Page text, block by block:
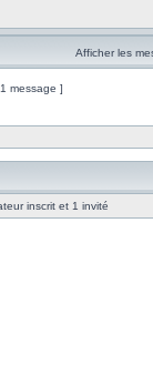
Afficher les
message ]
inscrit et 1 invité